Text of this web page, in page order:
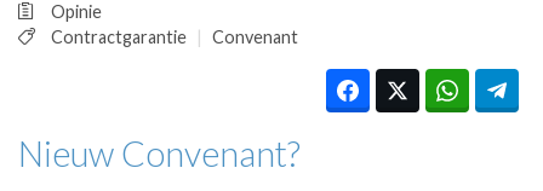
INLOGGEN
Opinie
Contractgarantie
Convenant
Nieuw Convenant?